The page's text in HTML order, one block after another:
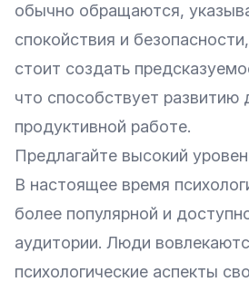
обычно обращаются,
спокойствия и
стоит создать
что способствует развитию
продуктивной работе.
Предлагайте высокий
В настоящее время
более популярной и
аудитории. Люди
психологические аспекты